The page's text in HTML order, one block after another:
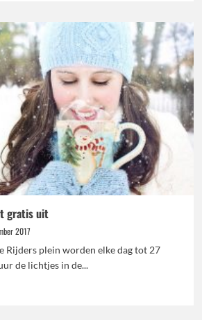
gratis uit
2017
Rijders plein worden elke dag tot 27
de lichtjes in de...